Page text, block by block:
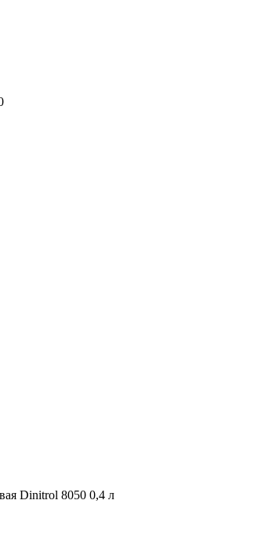
Dinitrol 8050 0,4 л